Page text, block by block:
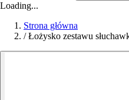
Loading...
Strona główna
/ Łożysko zestawu